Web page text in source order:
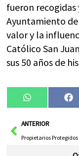
fueron
Ayuntamiento
valor y la
Católico San
sus 50 años de
Compartir
en
WhatsApp
AntANTERIOR